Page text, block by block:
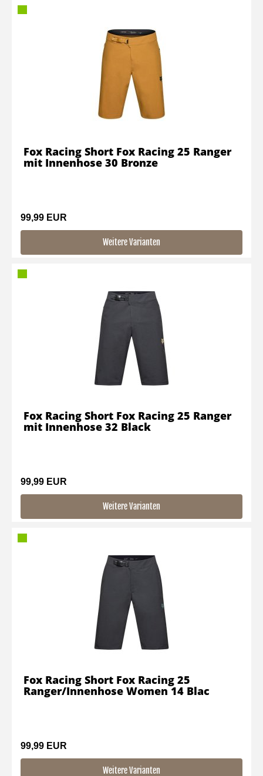
99,99 EUR
Weitere Varianten
Fox Racing Short Fox Racing 25 Ranger
mit Innenhose 30 Bronze
99,99 EUR
Weitere Varianten
Fox Racing Short Fox Racing 25 Ranger
mit Innenhose 32 Black
99,99 EUR
Weitere Varianten
Fox Racing Short Fox Racing 25
Ranger/Innenhose Women 14 Blac